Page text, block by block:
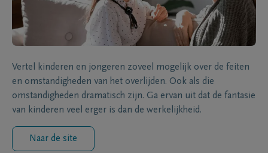
Vertel kinderen en jongeren zoveel mogelijk over de feiten
en omstandigheden van het overlijden. Ook als die
omstandigheden dramatisch zijn. Ga ervan uit dat de fantasie
van kinderen veel erger is dan de werkelijkheid.
Naar de site